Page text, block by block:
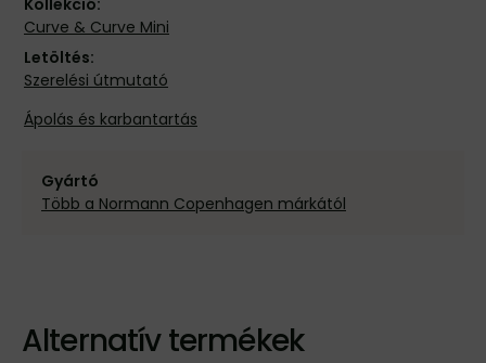
Kollekció:
Curve & Curve Mini
Letöltés:
Szerelési útmutató
Ápolás és karbantartás
Gyártó
Több a Normann Copenhagen márkától
Alternatív termékek